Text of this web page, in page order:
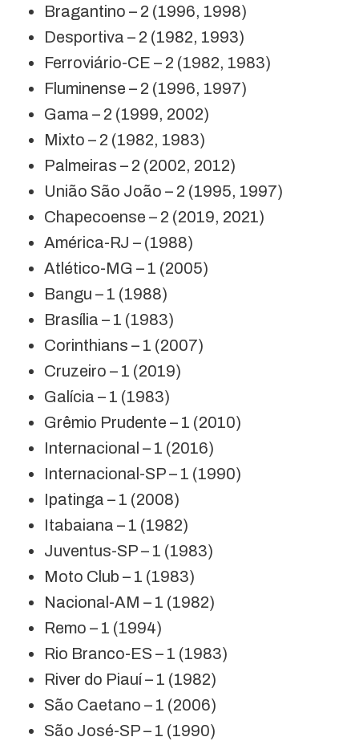
Bragantino – 2 (1996, 1998)
Desportiva – 2 (1982, 1993)
Ferroviário-CE – 2 (1982, 1983)
Fluminense – 2 (1996, 1997)
Gama – 2 (1999, 2002)
Mixto – 2 (1982, 1983)
Palmeiras – 2 (2002, 2012)
União São João – 2 (1995, 1997)
Chapecoense – 2 (2019, 2021)
América-RJ – (1988)
Atlético-MG – 1 (2005)
Bangu – 1 (1988)
Brasília – 1 (1983)
Corinthians – 1 (2007)
Cruzeiro – 1 (2019)
Galícia – 1 (1983)
Grêmio Prudente – 1 (2010)
Internacional – 1 (2016)
Internacional-SP – 1 (1990)
Ipatinga – 1 (2008)
Itabaiana – 1 (1982)
Juventus-SP – 1 (1983)
Moto Club – 1 (1983)
Nacional-AM – 1 (1982)
Remo – 1 (1994)
Rio Branco-ES – 1 (1983)
River do Piauí – 1 (1982)
São Caetano – 1 (2006)
São José-SP – 1 (1990)